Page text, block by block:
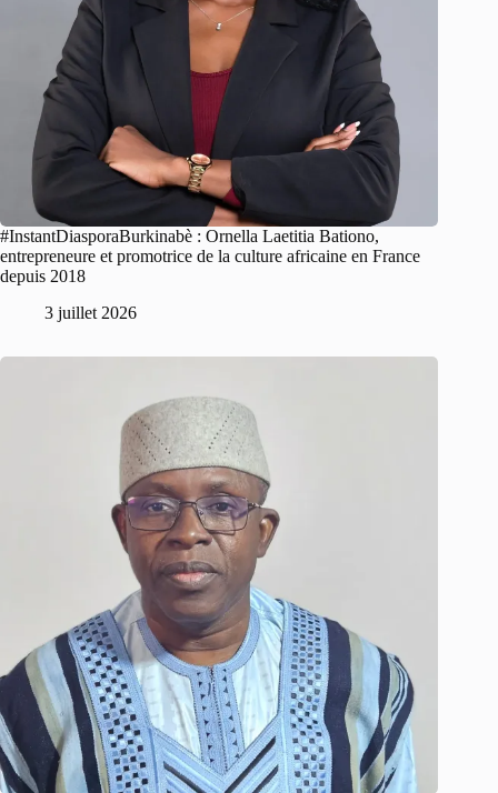
#InstantDiasporaBurkinabè : Ornella Laetitia Bationo,
entrepreneure et promotrice de la culture africaine en France
depuis 2018
3 juillet 2026